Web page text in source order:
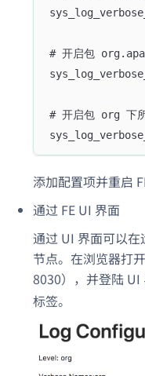
# 开启包
# 开启包 org 下
添加配置项并重启
通过 FE UI 界面
通过 UI 界面可以
节点。在浏览器打
8030），并登陆
标签。